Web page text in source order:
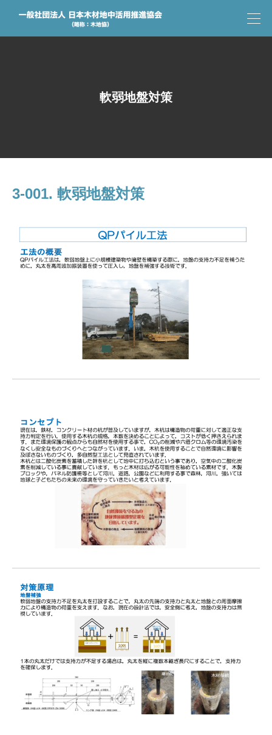
軟弱地盤対策
3-001. 軟弱地盤対策